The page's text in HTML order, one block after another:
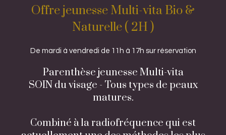
Offre jeunesse Multi-vita Bio &
Naturelle ( 2H )
De mardi à vendredi de 11h à 17h sur réservation
Parenthèse jeunesse Multi-vita
SOIN du visage - Tous types de peaux
matures.
Combiné à la radiofréquence qui est